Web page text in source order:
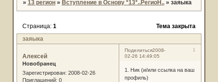
» 13 регион » Вступление в Основу *13*..РегиоН.. » заяыка
заяыка
Страница: 1 Тема закрыта
Поделиться 1
2008-
02-26 14:49:05
Алексей
Новобранец
Зарегистрирован: 2008-02-26
Приглашений: 0
1. Ник (и/или ссылка на ваш
профиль)